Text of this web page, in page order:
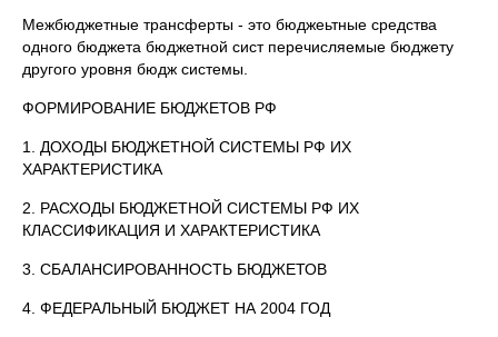
Межбюджетные трансферты - это бюджеьтные средства
одного бюджета бюджетной сист перечисляемые бюджету
другого уровня бюдж системы.
ФОРМИРОВАНИЕ БЮДЖЕТОВ РФ
1. ДОХОДЫ БЮДЖЕТНОЙ СИСТЕМЫ РФ ИХ
ХАРАКТЕРИСТИКА
2. РАСХОДЫ БЮДЖЕТНОЙ СИСТЕМЫ РФ ИХ
КЛАССИФИКАЦИЯ И ХАРАКТЕРИСТИКА
3. СБАЛАНСИРОВАННОСТЬ БЮДЖЕТОВ
4. ФЕДЕРАЛЬНЫЙ БЮДЖЕТ НА 2004 ГОД